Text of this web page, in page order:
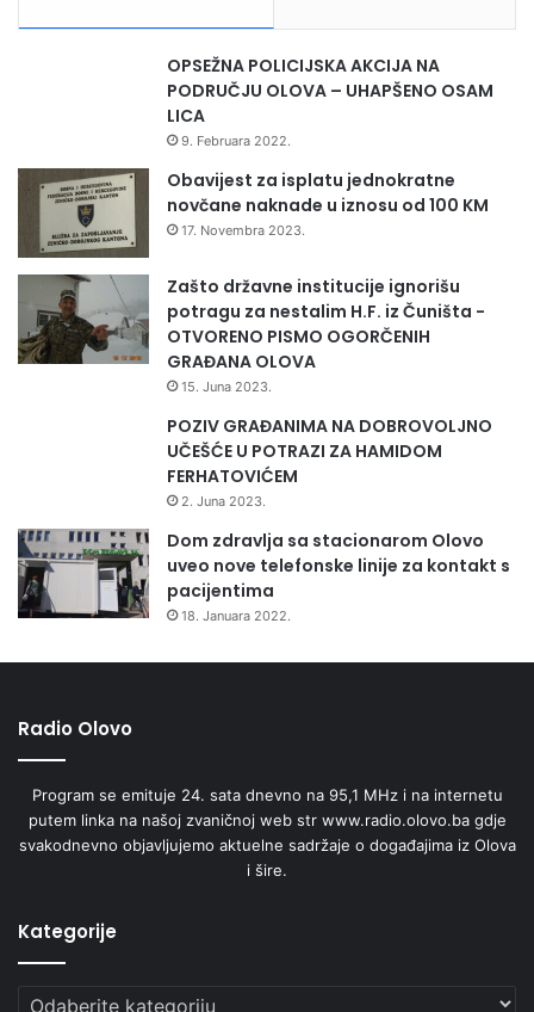
OPSEŽNA POLICIJSKA AKCIJA NA
PODRUČJU OLOVA – UHAPŠENO OSAM
LICA
9. Februara 2022.
Obavijest za isplatu jednokratne
novčane naknade u iznosu od 100 KM
17. Novembra 2023.
Zašto državne institucije ignorišu
potragu za nestalim H.F. iz Čuništa -
OTVORENO PISMO OGORČENIH
GRAĐANA OLOVA
15. Juna 2023.
POZIV GRAĐANIMA NA DOBROVOLJNO
UČEŠĆE U POTRAZI ZA HAMIDOM
FERHATOVIĆEM
2. Juna 2023.
Dom zdravlja sa stacionarom Olovo
uveo nove telefonske linije za kontakt s
pacijentima
18. Januara 2022.
Radio Olovo
Program se emituje 24. sata dnevno na 95,1 MHz i na internetu
putem linka na našoj zvaničnoj web str www.radio.olovo.ba gdje
svakodnevno objavljujemo aktuelne sadržaje o događajima iz Olova
i šire.
Kategorije
Kategorije